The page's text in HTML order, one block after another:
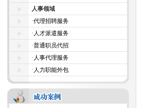
人事领域
·代理招聘服务
· 人才派遣服务
·普通职员代招
· 人事代理服务
· 人力职能外包
厦门猎头维尔斯-来自杰出商界女性
的7条建议
厦门猎头维尔斯-招聘行业不可能“干
掉” 猎头
厦门猎头维尔斯-一位资深HR的校园
招聘经验谈
+厦门猎头维尔斯-论如何毁掉你留给
别人的第一印象